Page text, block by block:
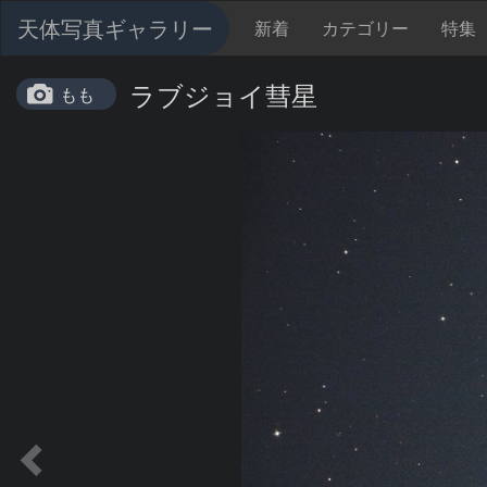
天体写真ギャラリー 新着 カテゴリー 特集
もも ラブジョイ彗星